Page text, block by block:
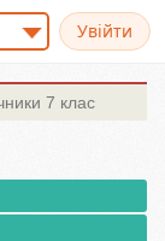
7 клас